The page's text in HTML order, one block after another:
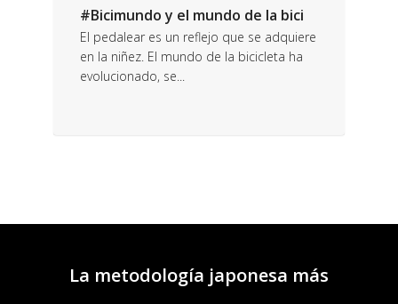
#Bicimundo y el mundo de la bici
El pedalear es un reflejo que se adquiere
en la niñez. El mundo de la bicicleta ha
evolucionado, se...
La metodología japonesa más